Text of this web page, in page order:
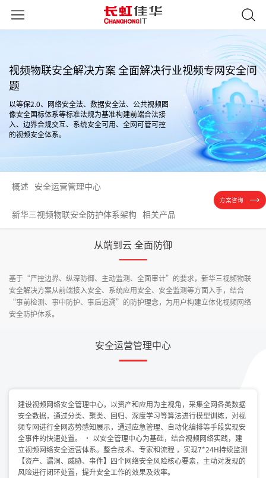
视频物联安全解决方案 全面解决行业视频专网安全问
题
以等保2.0、网络安全法、数据安全法、公共视频图
像安全国标体系等标准法规为基准构建前端合法接
入、边界合规交互、系统安全可用、全网可管可控
的视频安全体系。
概述 安全运营管理中心
新华三视频物联安全防护体系架构 相关产品
方案咨询
从端到云 全面防御
基于“严控边界、纵深防御、主动监测、全面审计”的要求，新华三视频物联
安全解决方案从前端接入安全、系统应用安全、安全监测等方面入手，结合
“事前检测、事中防护、事后追溯”的防护理念，为用户构建立体化视频网络
安全防护体系。
安全运营管理中心
建设视频网络安全管理中心，以资产和应用为主视角，采集全网各类数据
安全数据，通过分类、聚类、回归、深度学习等算法进行模型训练，对视
频专网进行全网态势感知展示，通过应急管理、自动化编排等手段实现安
全事件的快速处置。 · 以安全管理中心为基础，结合视频网络实践，建
立视频网络安全运营体系。整合技术、专家和流程 ，实现7*24H持续监测
【资产、漏洞、威胁、事件】四个网络安全风险核心要素，主动对发现的
风险进行闭环处置，提升安全工作的效果及效率。